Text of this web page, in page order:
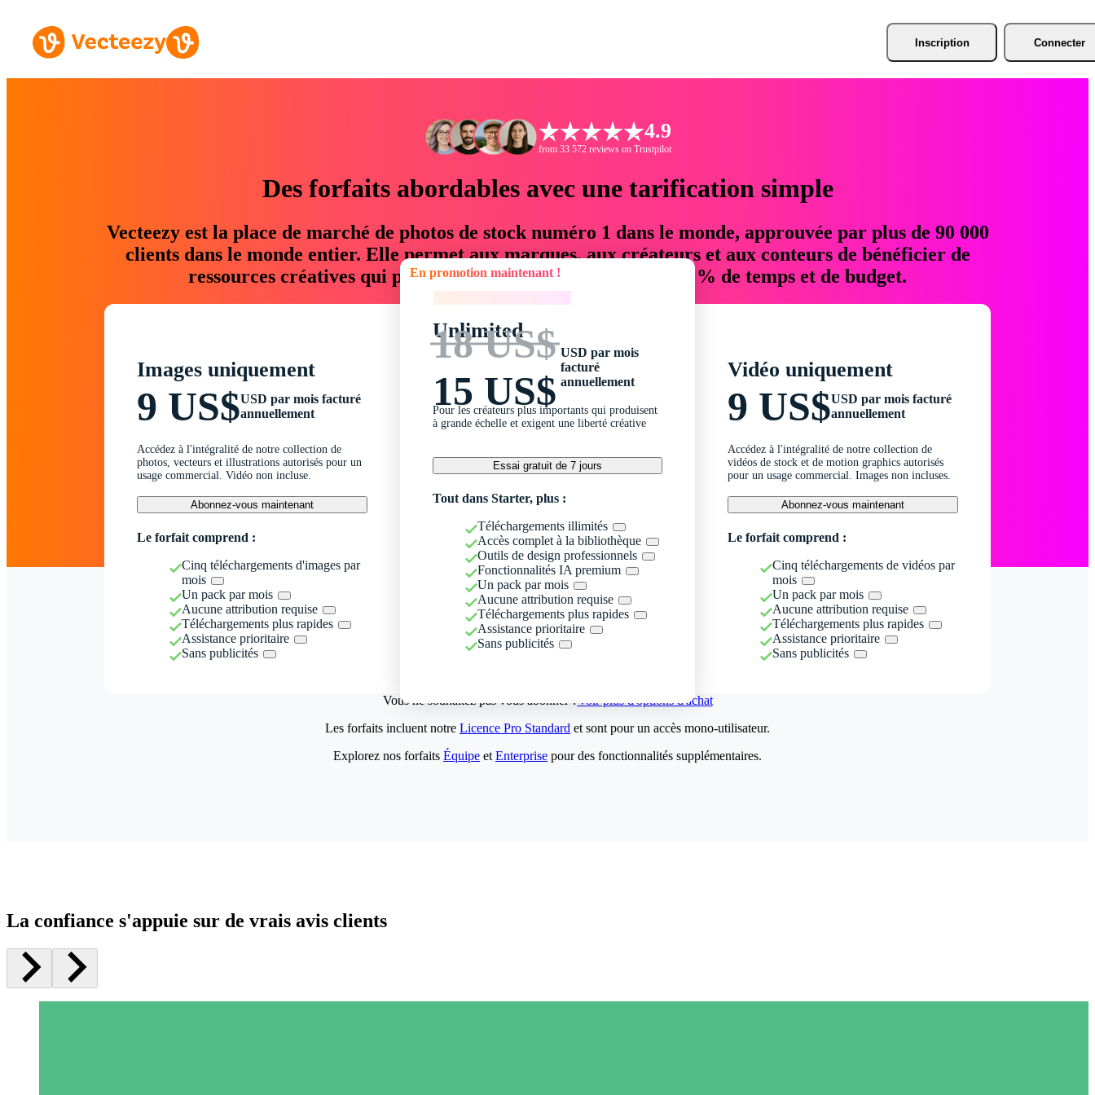
Inscription Connecter
4.9
from 33 572 reviews on Trustpilot
Des forfaits abordables avec une tarification simple
Vecteezy est la place de marché de photos de stock numéro 1 dans le monde, approuvée par plus de 90 000
clients dans le monde entier. Elle permet aux marques, aux créateurs et aux conteurs de bénéficier de
ressources créatives qui permettent d'économiser jusqu'à 76 % de temps et de budget.
Images uniquement
9 US$USD par mois facturé
annuellement
Accédez à l'intégralité de notre collection de
photos, vecteurs et illustrations autorisés pour un
usage commercial. Vidéo non incluse.
Abonnez-vous maintenant
Le forfait comprend :
Cinq téléchargements d'images par
mois
Un pack par mois
Aucune attribution requise
Téléchargements plus rapides
Assistance prioritaire
Sans publicités
En promotion maintenant !
Unlimited
18 US$
15 US$
USD par mois
facturé
annuellement
Pour les créateurs plus importants qui produisent
à grande échelle et exigent une liberté créative
Essai gratuit de 7 jours
Tout dans Starter, plus :
Téléchargements illimités
Accès complet à la bibliothèque
Outils de design professionnels
Fonctionnalités IA premium
Un pack par mois
Aucune attribution requise
Téléchargements plus rapides
Assistance prioritaire
Sans publicités
Vidéo uniquement
9 US$USD par mois facturé
annuellement
Accédez à l'intégralité de notre collection de
vidéos de stock et de motion graphics autorisés
pour un usage commercial. Images non incluses.
Abonnez-vous maintenant
Le forfait comprend :
Cinq téléchargements de vidéos par
mois
Un pack par mois
Aucune attribution requise
Téléchargements plus rapides
Assistance prioritaire
Sans publicités
Vous ne souhaitez pas vous abonner ?Voir plus d'options d'achat
Les forfaits incluent notre Licence Pro Standard et sont pour un accès mono-utilisateur.
Explorez nos forfaits Équipe et Enterprise pour des fonctionnalités supplémentaires.
La confiance s'appuie sur de vrais avis clients